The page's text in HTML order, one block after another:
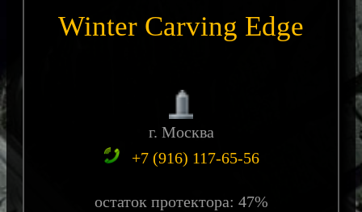
Winter Carving Edge
г. Москва
+7 (916) 117-65-56
остаток протектора: 47%